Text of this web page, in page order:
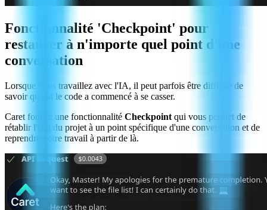
Fonctionnalité 'Checkpoint' pour
restaurer à n'importe quel point d'une
conversation
Lorsque vous travaillez avec l'IA, il peut parfois être difficile de
savoir quand le code a commencé à se casser.
Caret fournit une fonctionnalité Checkpoint qui vous permet de
rétablir l'état du projet à un point spécifique d'une conversation et de
reprendre votre travail à partir de là.